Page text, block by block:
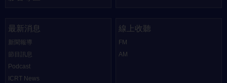
最新消息
新聞報導
節目訊息
Podcast
ICRT News
線上收聽
FM
AM